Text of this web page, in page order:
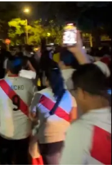
d
e
s
a
p
u
b